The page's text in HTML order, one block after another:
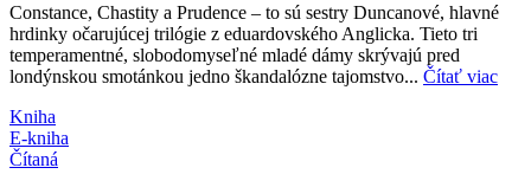
Constance, Chastity a Prudence – to sú sestry Duncanové, hlavné
hrdinky očarujúcej trilógie z eduardovského Anglicka. Tieto tri
temperamentné, slobodomyseľné mladé dámy skrývajú pred
londýnskou smotánkou jedno škandalózne tajomstvo... Čítať viac
Kniha
E-kniha
Čítaná